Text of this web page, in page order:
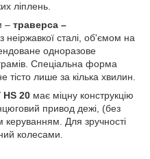
ліплень.
– траверса –
неіржавкої сталі, об'ємом на
одноразове
Спеціальна форма
тісто лише за кілька хвилин.
HS 20 має міцну конструкцію
привод дежі, (без
керуванням. Для зручності
колесами.